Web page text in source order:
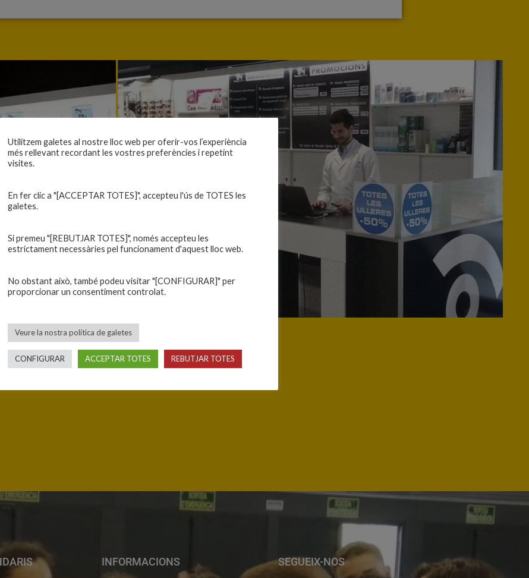
la teva botiga més propera
INFORMACIONS SEGUEIX-NOS
Utilitzem galetes al nostre lloc web per oferir-vos l’experiència
més rellevant recordant les vostres preferències i repetint
visites.
En fer clic a "[ACCEPTAR TOTES]", accepteu l'ús de TOTES les
galetes.
Si premeu "[REBUTJAR TOTES]", només accepteu les
estrictament necessàries pel funcionament d'aquest lloc web.
No obstant això, també podeu visitar "[CONFIGURAR]" per
proporcionar un consentiment controlat.
Veure la nostra política de galetes
CONFIGURAR ACCEPTAR TOTES REBUTJAR TOTES